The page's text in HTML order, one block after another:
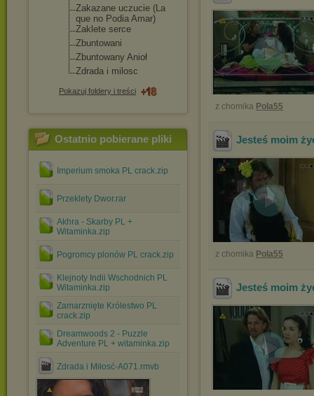
Zakazane uczucie (La
que no Podia Amar)
Zaklete serce
Zbuntowani
Zbuntowany Anioł
Zdrada i milosc
Pokazuj foldery i treści
Ostatnio pobierane pliki
Imperium smoka PL crack.zip
Przeklety Dwor.rar
Akhra - Skarby PL +
Witaminka.zip
Pogromcy plonów PL crack.zip
Klejnoty Indii Wschodnich PL
Witaminka.zip
Zamarznięte Królestwo PL
crack.zip
Dreamwoods 2 - Puzzle
Adventure PL + witaminka.zip
Zdrada i Miłosć-A071.rmvb
z chomika Pola55
Jesteś moim
z chomika Pola55
Jesteś moim